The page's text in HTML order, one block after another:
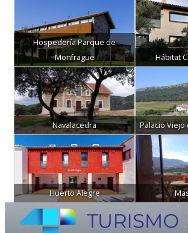
Hospedería Parque de
Monfragüe
Hábitat
Navalacedra Palacio
Huerto Alegre